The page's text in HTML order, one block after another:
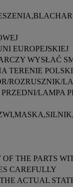
EUROPEJSKIEJ
WYSŁAĆ
TERENIE
THE PARTS
CAREFULLY
ACTUAL